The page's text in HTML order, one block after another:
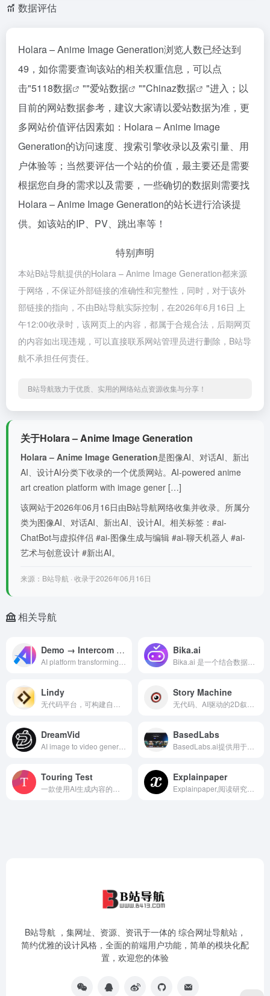
数据评估
Holara – Anime Image Generation浏览人数已经达到
49，如你需要查询该站的相关权重信息，可以点
击"5118数据 ""爱站数据 ""Chinaz数据
"进入；以
目前的网站数据参考，建议大家请以爱站数据为准，更
多网站价值评估因素如：Holara – Anime Image
Generation的访问速度、搜索引擎收录以及索引量、用
户体验等；当然要评估一个站的价值，最主要还是需要
根据您自身的需求以及需要，一些确切的数据则需要找
Holara – Anime Image Generation的站长进行洽谈提
供。如该站的IP、PV、跳出率等！
特别声明
本站B站导航提供的Holara – Anime Image Generation都来源
于网络，不保证外部链接的准确性和完整性，同时，对于该外
部链接的指向，不由B站导航实际控制，在2026年6月16日 上
午12:00收录时，该网页上的内容，都属于合规合法，后期网页
的内容如出现违规，可以直接联系网站管理员进行删除，B站导
航不承担任何责任。
B站导航致力于优质、实用的网络站点资源收集与分享！
关于Holara – Anime Image Generation
Holara – Anime Image Generation是图像AI、对话AI、新出
AI、设计AI分类下收录的一个优质网站。AI-powered anime
art creation platform with image gener […]
该网站于2026年06月16日由B站导航网络收集并收录。所属分
类为图像AI、对话AI、新出AI、设计AI。相关标签：#ai-
ChatBot与虚拟伴侣 #ai-图像生成与编辑 #ai-聊天机器人 #ai-
艺术与创意设计 #新出AI。
来源：B站导航 · 收录于2026年06月16日
相关导航
Demo → Intercom by DocsHound Bika.ai
Lindy Story Machine
DreamVid BasedLabs
Touring Test Explainpaper
B站导航 ，集网址、资源、资讯于一体的 综合网址导航站，
简约优雅的设计风格，全面的前端用户功能，简单的模块化配
置，欢迎您的体验